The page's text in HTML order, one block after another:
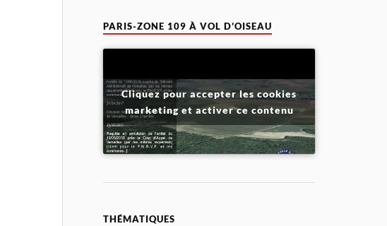
PARIS-ZONE 109 À VOL D’OISEAU
Cliquez pour accepter les cookies
marketing et activer ce contenu
THÉMATIQUES